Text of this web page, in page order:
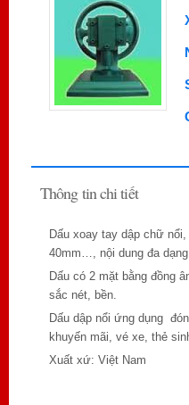
Thông tin chi tiết
Dấu xoay tay dập chữ
40mm…, nội dung đa
Dấu có 2 mặt bằng đồng
sắc nét, bền.
Dấu dập nổi ứng dụng
khuyến mãi, vé xe, thẻ
Xuất xứ: Việt Nam